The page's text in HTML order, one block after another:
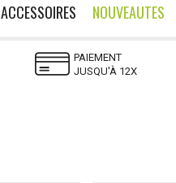
ACCESSOIRES NOUVEAUTES
PAIEMENT
JUSQU'À 12X